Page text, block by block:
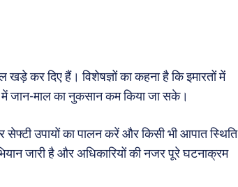
कर दिए हैं। विशेषज्ञों का कहना है कि इमारतों में
में जान-माल का नुकसान कम किया जा सके।
उपायों का पालन करें और किसी भी आपात स्थिति
जारी है और अधिकारियों की नजर पूरे घटनाक्रम